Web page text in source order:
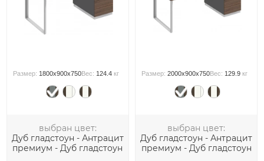
Размер: 1800x900x750Вес: 124.4 кг
выбран цвет:
Дуб гладстоун - Антрацит
премиум - Дуб гладстоун
Размер:2000x900x750Вес: 129.9 кг
выбран цвет:
Дуб гладстоун - Антрацит
премиум - Дуб гладстоун